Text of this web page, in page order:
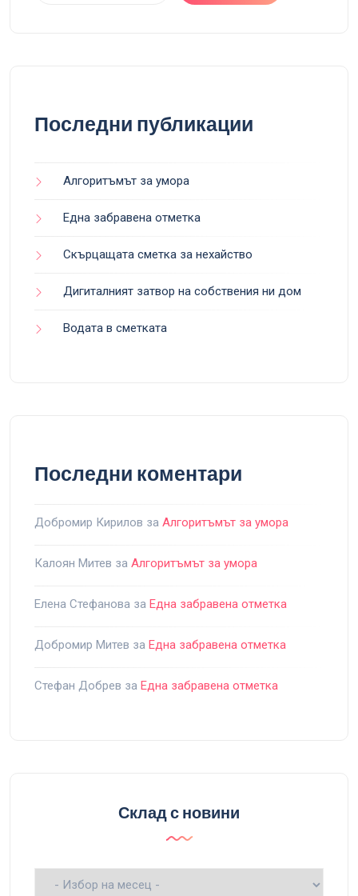
Последни публикации
Алгоритъмът за умора
Една забравена отметка
Скърцащата сметка за нехайство
Дигиталният затвор на собствения ни дом
Водата в сметката
Последни коментари
Добромир Кирилов за Алгоритъмът за умора
Калоян Митев за Алгоритъмът за умора
Елена Стефанова за Една забравена отметка
Добромир Митев за Една забравена отметка
Стефан Добрев за Една забравена отметка
Склад с новини
Склад